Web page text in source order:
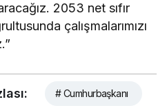
2053 net sıfır
çalışmalarımızı
# Cumhurbaşkanı